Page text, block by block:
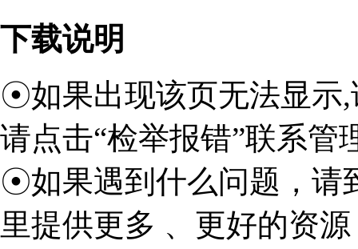
下载说明
☉如果出现该页无法显示
请点击“检举报错”联系管
☉如果遇到什么问题，请
里提供更多 、更好的资源